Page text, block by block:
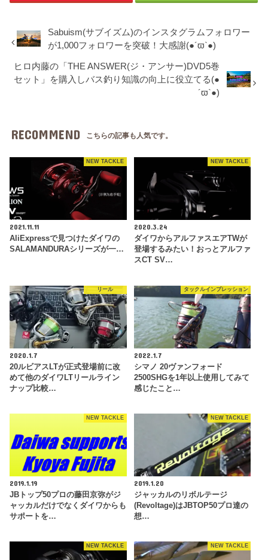
Sabuism(サブイズム)のインスタグラムフォロワー
が1,000フォロワーを突破！大感謝(●´ϖ`●)
ヒロ内藤の「THE ANSWER(ジ・アンサー)DVD5巻
セット」を購入しバス釣り知識の向上に役立てる(●
´ϖ`●)
RECOMMEND こちらの記事も人気です。
NEW TACKLE
2021.11.11
AliExpressで見つけたダイワの
SALAMANDURAシリーズが一…
NEW TACKLE
2020.3.24
ダイワからアルファスエアTWが
登場するみたい！おっとアルファ
スCT SV…
リール
2020.1.7
20ルビアスLTが正式登場前に改
めて他のダイワLTリールライン
ナップ比較…
タックルインプレッション
2022.1.7
シマノ 20ヴァンフォード
2500SHGを1年以上使用してみて
感じたこと…
NEW TACKLE
2019.1.19
JBトップ50プロの藤田京弥がジ
ャッカルだけでなくダイワからも
サポートを…
NEW TACKLE
2019.1.20
ジャッカルのリボルテージ
(Revoltage)はJBTOP50プロ達の
想…
NEW TACKLE NEW TACKLE